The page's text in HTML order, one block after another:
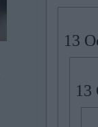
13
13